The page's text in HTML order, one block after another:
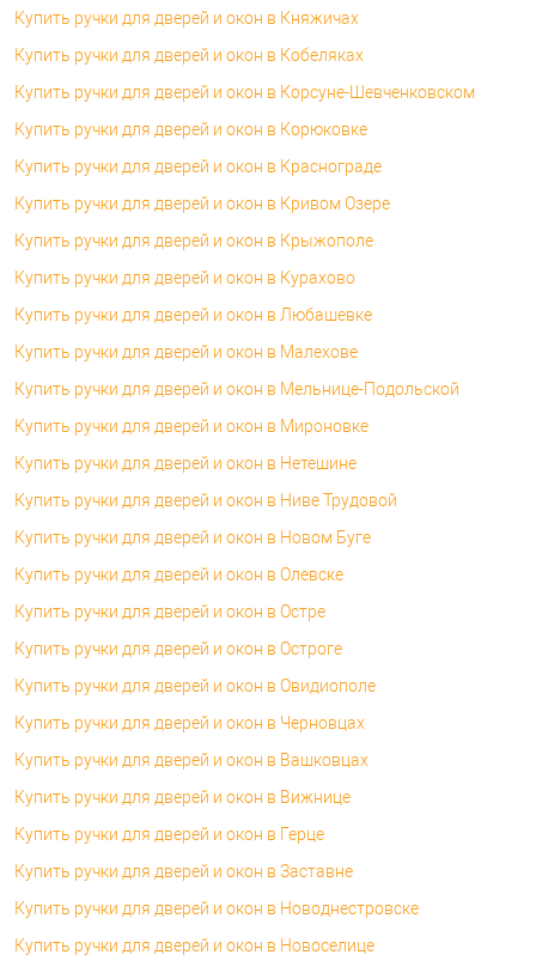
Купить ручки для дверей и окон в Княжичах
Купить ручки для дверей и окон в Кобеляках
Купить ручки для дверей и окон в Корсуне-Шевченковском
Купить ручки для дверей и окон в Корюковке
Купить ручки для дверей и окон в Краснограде
Купить ручки для дверей и окон в Кривом Озере
Купить ручки для дверей и окон в Крыжополе
Купить ручки для дверей и окон в Курахово
Купить ручки для дверей и окон в Любашевке
Купить ручки для дверей и окон в Малехове
Купить ручки для дверей и окон в Мельнице-Подольской
Купить ручки для дверей и окон в Мироновке
Купить ручки для дверей и окон в Нетешине
Купить ручки для дверей и окон в Ниве Трудовой
Купить ручки для дверей и окон в Новом Буге
Купить ручки для дверей и окон в Олевске
Купить ручки для дверей и окон в Остре
Купить ручки для дверей и окон в Остроге
Купить ручки для дверей и окон в Овидиополе
Купить ручки для дверей и окон в Черновцах
Купить ручки для дверей и окон в Вашковцах
Купить ручки для дверей и окон в Вижнице
Купить ручки для дверей и окон в Герце
Купить ручки для дверей и окон в Заставне
Купить ручки для дверей и окон в Новоднестровске
Купить ручки для дверей и окон в Новоселице